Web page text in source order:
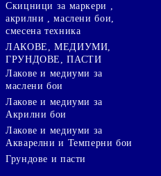
Скицници за маркери ,
акрилни , маслени бои,
смесена техника
ЛАКОВЕ, МЕДИУМИ,
ГРУНДОВЕ, ПАСТИ
Лакове и медиуми за
маслени бои
Лакове и медиуми за
Акрилни бои
Лакове и медиуми за
Акварелни и Темперни бои
Грундове и пасти